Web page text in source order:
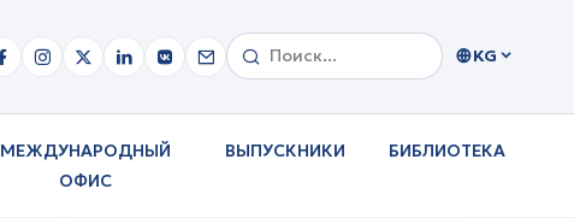
KG
МЕЖДУНАРОДНЫЙ
ОФИС
ВЫПУСКНИКИ БИБЛИОТЕКА